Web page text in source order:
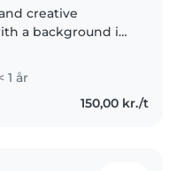
creative
a background in
I thrive in lively
ones, from
schoolers. Fluent
1 år
150,00 kr./t